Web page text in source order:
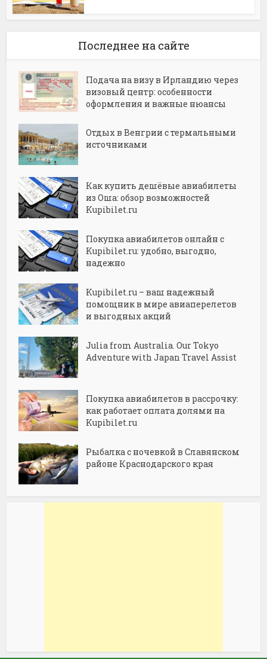
Последнее на сайте
Подача на визу в Ирландию через
визовый центр: особенности
оформления и важные нюансы
Отдых в Венгрии с термальными
источниками
Как купить дешёвые авиабилеты
из Оша: обзор возможностей
Kupibilet.ru
Покупка авиабилетов онлайн с
Kupibilet.ru: удобно, выгодно,
надежно
Kupibilet.ru – ваш надежный
помощник в мире авиаперелетов
и выгодных акций
Julia from Australia. Our Tokyo
Adventure with Japan Travel Assist
Покупка авиабилетов в рассрочку:
как работает оплата долями на
Kupibilet.ru
Рыбалка с ночевкой в Славянском
районе Краснодарского края